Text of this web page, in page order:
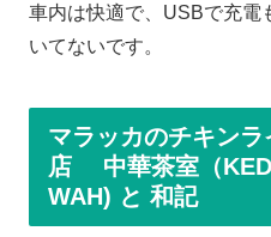
車内は快適で、USBで充電
いてないです。
マラッカのチキン
店 中華茶室（
WAH) と 和記